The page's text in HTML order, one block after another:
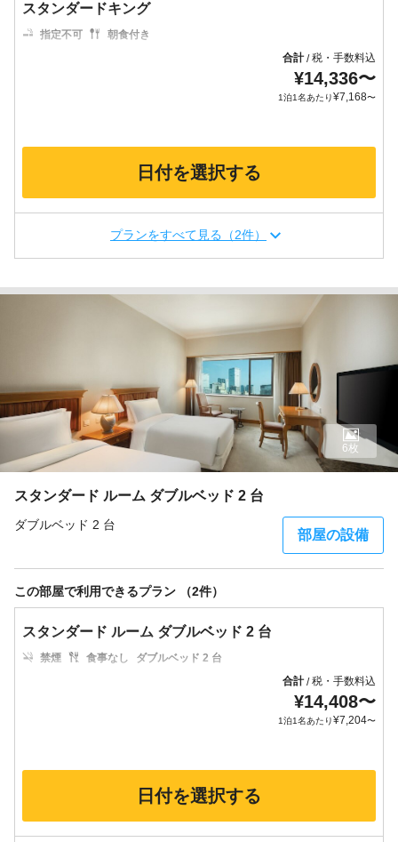
スタンダードキング
指定不可
朝食付き
合計/税・手数料込
¥14,336〜
1泊1名あたり¥7,168〜
日付を選択する
プランをすべて見る（2件）
スタンダード ルーム ダブルベッド 2 台
ダブルベッド 2 台
部屋の設備
6枚
この部屋で利用できるプラン （2件）
スタンダード ルーム ダブルベッド 2 台
禁煙 食事なし
ダブルベッド 2 台
合計/税・手数料込
¥14,408〜
1泊1名あたり¥7,204〜
日付を選択する